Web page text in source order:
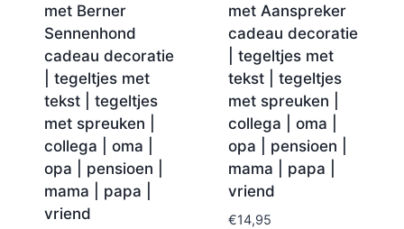
met Berner
Sennenhond
cadeau decoratie
| tegeltjes met
tekst | tegeltjes
met spreuken |
collega | oma |
opa | pensioen |
mama | papa |
vriend
met Aanspreker
cadeau decoratie
| tegeltjes met
tekst | tegeltjes
met spreuken |
collega | oma |
opa | pensioen |
mama | papa |
vriend
€14,95